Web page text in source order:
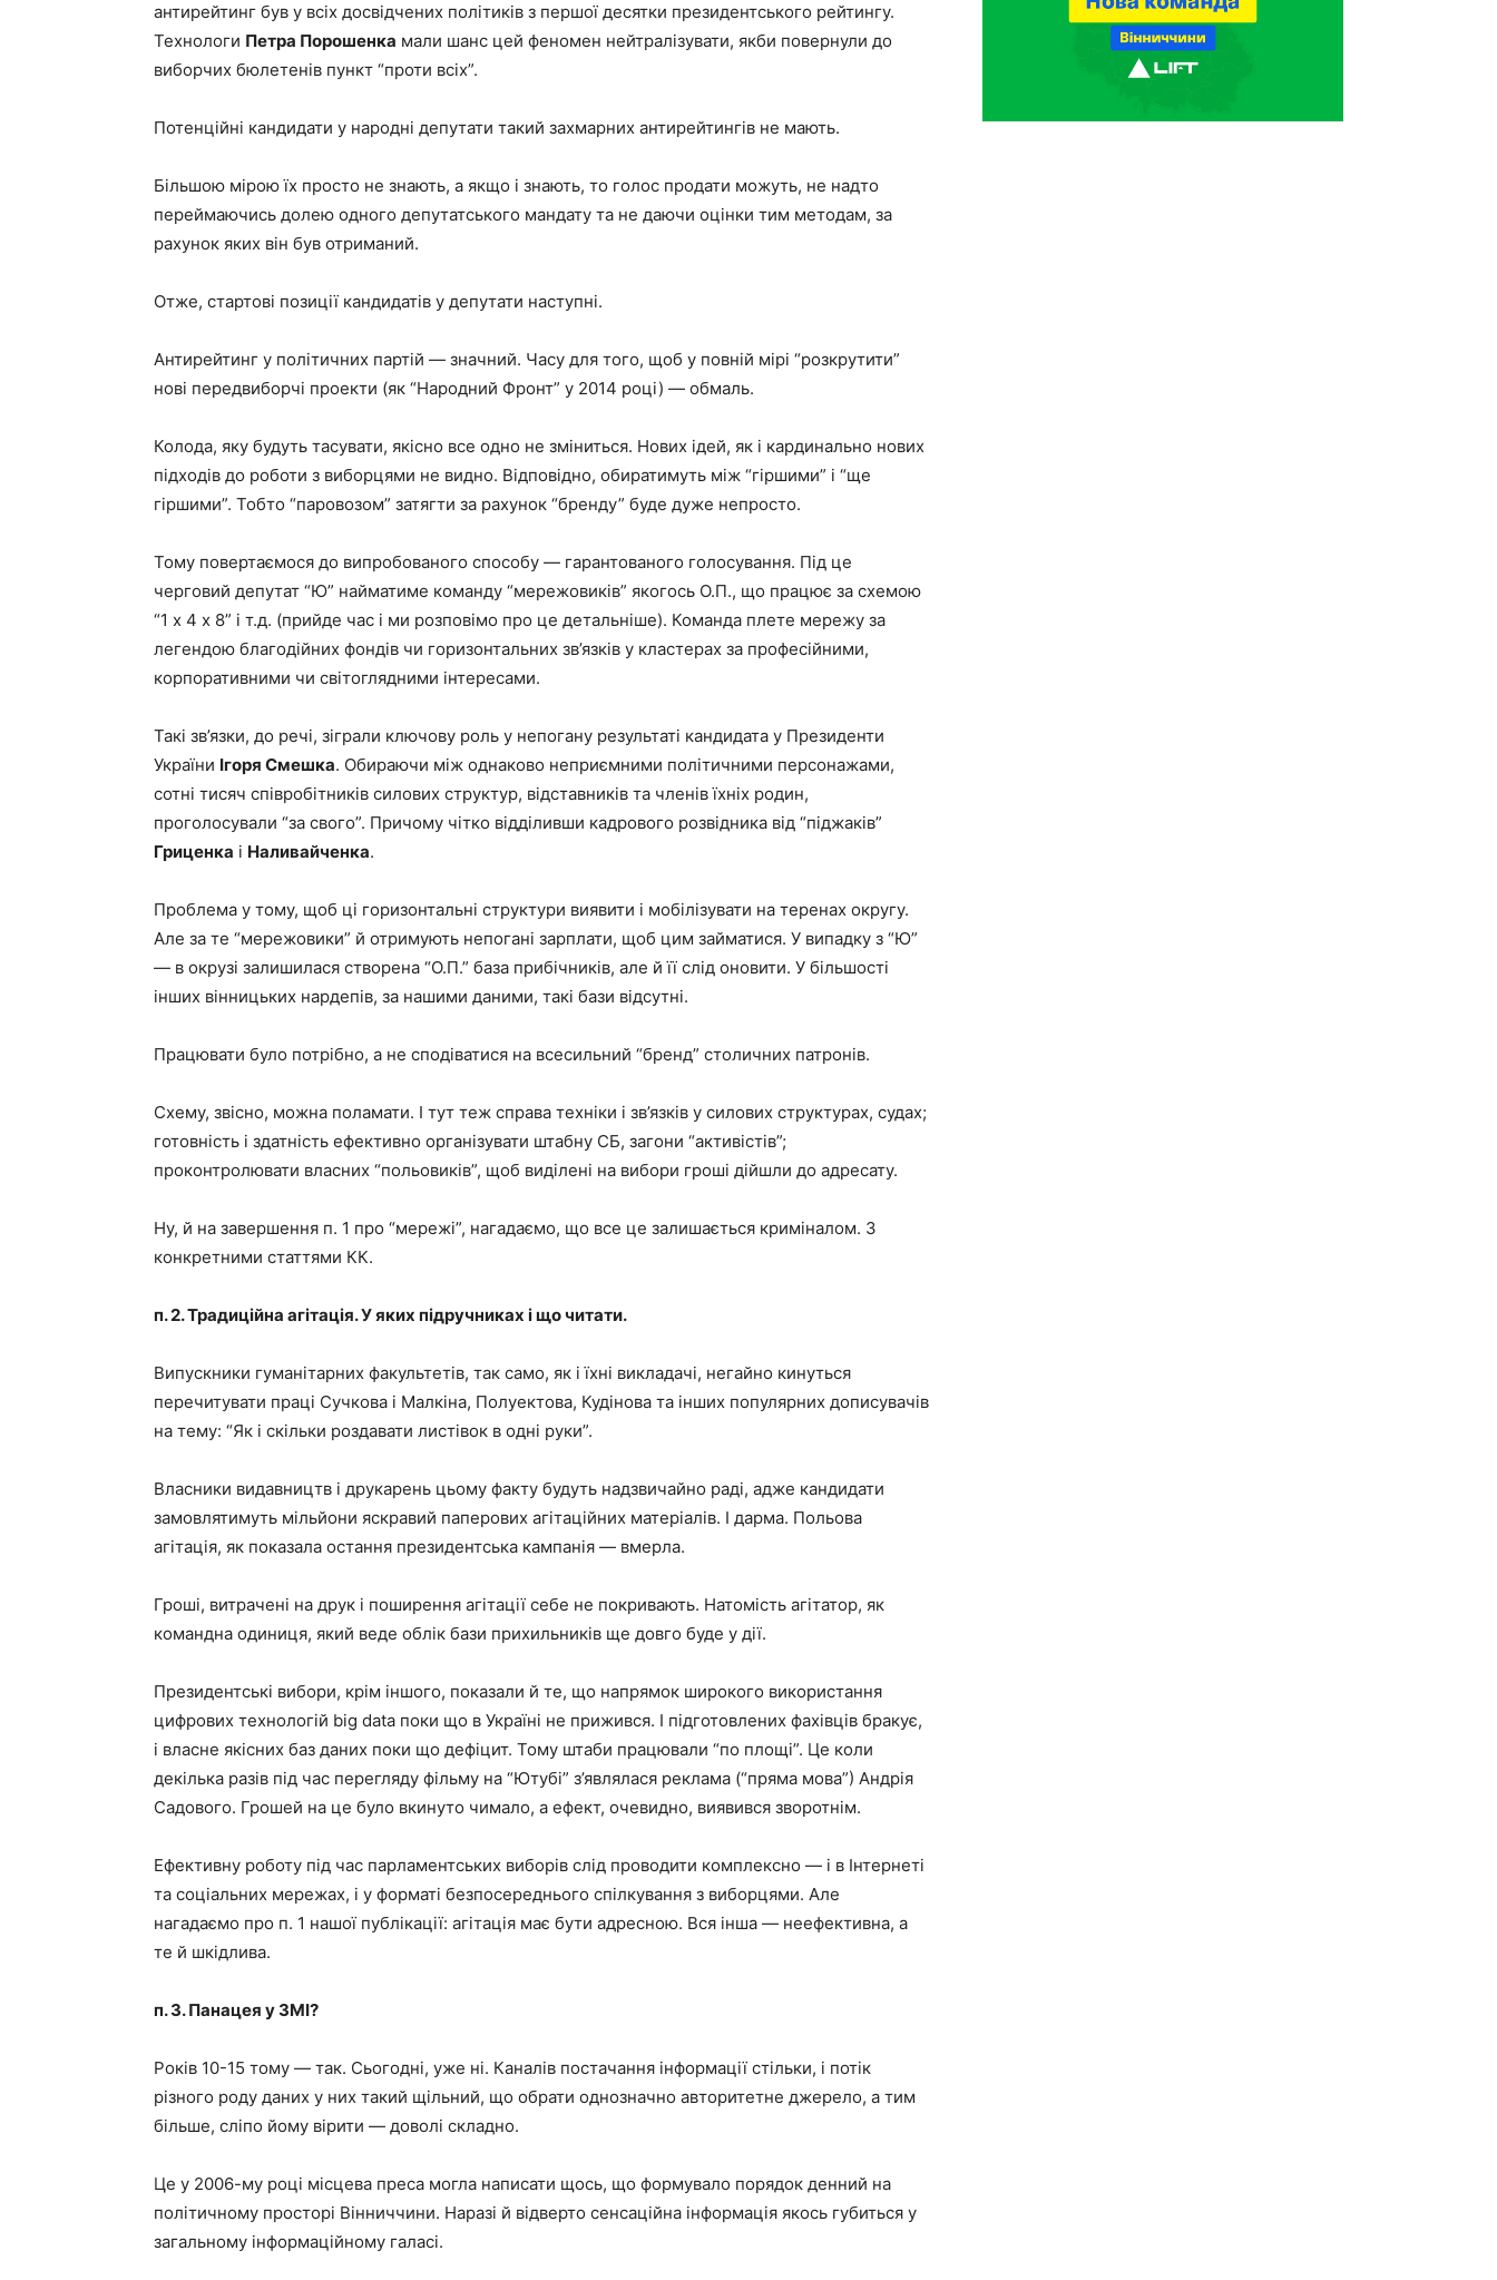
антирейтинг був у всіх досвідчених політиків з першої десятки президентського рейтингу.
Технологи Петра Порошенка мали шанс цей феномен нейтралізувати, якби повернули до
виборчих бюлетенів пункт “проти всіх”.
Потенційні кандидати у народні депутати такий захмарних антирейтингів не мають.
Більшою мірою їх просто не знають, а якщо і знають, то голос продати можуть, не надто
переймаючись долею одного депутатського мандату та не даючи оцінки тим методам, за
рахунок яких він був отриманий.
Отже, стартові позиції кандидатів у депутати наступні.
Антирейтинг у політичних партій — значний. Часу для того, щоб у повній мірі “розкрутити”
нові передвиборчі проекти (як “Народний Фронт” у 2014 році) — обмаль.
Колода, яку будуть тасувати, якісно все одно не зміниться. Нових ідей, як і кардинально нових
підходів до роботи з виборцями не видно. Відповідно, обиратимуть між “гіршими” і “ще
гіршими”. Тобто “паровозом” затягти за рахунок “бренду” буде дуже непросто.
Тому повертаємося до випробованого способу — гарантованого голосування. Під це
черговий депутат “Ю” найматиме команду “мережовиків” якогось О.П., що працює за схемою
“1 х 4 х 8” і т.д. (прийде час і ми розповімо про це детальніше). Команда плете мережу за
легендою благодійних фондів чи горизонтальних зв’язків у кластерах за професійними,
корпоративними чи світоглядними інтересами.
Такі зв’язки, до речі, зіграли ключову роль у непогану результаті кандидата у Президенти
України Ігоря Смешка. Обираючи між однаково неприємними політичними персонажами,
сотні тисяч співробітників силових структур, відставників та членів їхніх родин,
проголосували “за свого”. Причому чітко відділивши кадрового розвідника від “піджаків”
Гриценка і Наливайченка.
Проблема у тому, щоб ці горизонтальні структури виявити і мобілізувати на теренах округу.
Але за те “мережовики” й отримують непогані зарплати, щоб цим займатися. У випадку з “Ю”
— в окрузі залишилася створена “О.П.” база прибічників, але й її слід оновити. У більшості
інших вінницьких нардепів, за нашими даними, такі бази відсутні.
Працювати було потрібно, а не сподіватися на всесильний “бренд” столичних патронів.
Схему, звісно, можна поламати. І тут теж справа техніки і зв’язків у силових структурах, судах;
готовність і здатність ефективно організувати штабну СБ, загони “активістів”;
проконтролювати власних “польовиків”, щоб виділені на вибори гроші дійшли до адресату.
Ну, й на завершення п. 1 про “мережі”, нагадаємо, що все це залишається криміналом. З
конкретними статтями КК.
п. 2. Традиційна агітація. У яких підручниках і що читати.
Випускники гуманітарних факультетів, так само, як і їхні викладачі, негайно кинуться
перечитувати праці Сучкова і Малкіна, Полуектова, Кудінова та інших популярних дописувачів
на тему: “Як і скільки роздавати листівок в одні руки”.
Власники видавництв і друкарень цьому факту будуть надзвичайно раді, адже кандидати
замовлятимуть мільйони яскравий паперових агітаційних матеріалів. І дарма. Польова
агітація, як показала остання президентська кампанія — вмерла.
Гроші, витрачені на друк і поширення агітації себе не покривають. Натомість агітатор, як
командна одиниця, який веде облік бази прихильників ще довго буде у дії.
Президентські вибори, крім іншого, показали й те, що напрямок широкого використання
цифрових технологій big data поки що в Україні не прижився. І підготовлених фахівців бракує,
і власне якісних баз даних поки що дефіцит. Тому штаби працювали “по площі”. Це коли
декілька разів під час перегляду фільму на “Ютубі” з’являлася реклама (“пряма мова”) Андрія
Садового. Грошей на це було вкинуто чимало, а ефект, очевидно, виявився зворотнім.
Ефективну роботу під час парламентських виборів слід проводити комплексно — і в Інтернеті
та соціальних мережах, і у форматі безпосереднього спілкування з виборцями. Але
нагадаємо про п. 1 нашої публікації: агітація має бути адресною. Вся інша — неефективна, а
те й шкідлива.
п. 3. Панацея у ЗМІ?
Років 10-15 тому — так. Сьогодні, уже ні. Каналів постачання інформації стільки, і потік
різного роду даних у них такий щільний, що обрати однозначно авторитетне джерело, а тим
більше, сліпо йому вірити — доволі складно.
Це у 2006-му році місцева преса могла написати щось, що формувало порядок денний на
політичному просторі Вінниччини. Наразі й відверто сенсаційна інформація якось губиться у
загальному інформаційному галасі.